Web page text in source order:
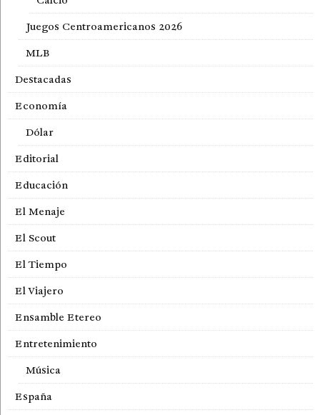
Juegos Centroamericanos 2026
MLB
Destacadas
Economía
Dólar
Editorial
Educación
El Menaje
El Scout
El Tiempo
El Viajero
Ensamble Etereo
Entretenimiento
Música
España